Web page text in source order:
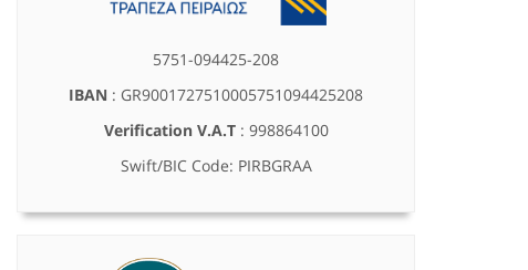
5751-094425-208
IBAN : GR9001727510005751094425208
Verification V.A.T: 998864100
Swift/BIC Code: PIRBGRAA